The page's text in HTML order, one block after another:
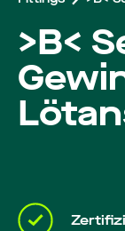
>B<